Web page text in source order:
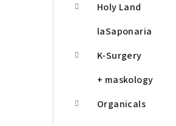
Holy Land
laSaponaria
K-Surgery
+ maskology
Organicals